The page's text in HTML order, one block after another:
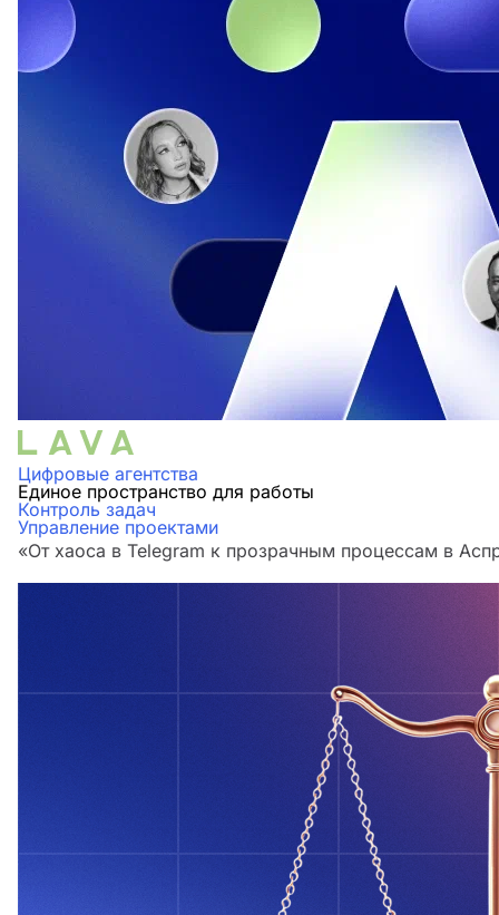
Цифровые агентства
Единое пространство для работы
Контроль задач
Управление проектами
«От хаоса в Telegram к прозрачным процессам в